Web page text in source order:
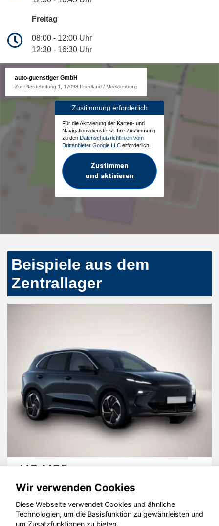
Freitag
08:00 - 12:00 Uhr
12:30 - 16:30 Uhr
auto-guenstiger GmbH
Zur Pferdehutung 1, 17098 Friedland / Mecklenburg
Zustimmung erforderlich
Für die Aktivierung der Karten- und
Navigationsdienste ist Ihre Zustimmung
zu den Datenschutzrichtlinien vom
Drittanbieter Google LLC erforderlich.
Zustimmen
und aktivieren
Beispiele aus dem
Zentrallager
MG MG5
© konjunkturmotor.de GmbH 2020 - 2026
Wir verwenden Cookies
Diese Webseite verwendet Cookies und ähnliche
Technologien, um die Basisfunktion zu gewährleisten und
um Zusatzfunktionen zu bieten.